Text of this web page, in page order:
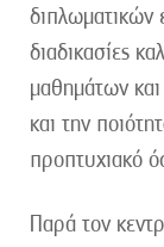
διπλωματικών
διαδικασίες
μαθημάτων
και την
προπτυχιακό
Παρά τον